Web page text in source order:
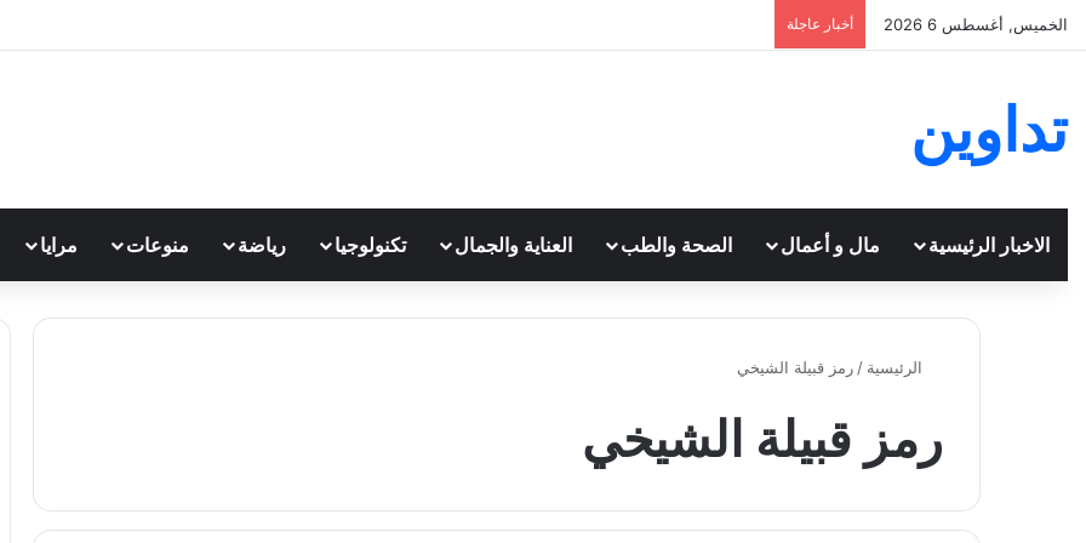
الخميس, أغسطس 6 2026 أخبار عاجلة
تداوين
الاخبار الرئيسية مال و أعمال الصحة والطب العناية والجمال تكنولوجيا رياضة منوعات مرايا
الرئيسية / رمز قبيلة الشيخي
رمز قبيلة الشيخي